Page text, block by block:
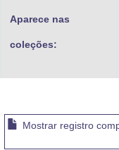
Aparece nas
coleções:
Mostrar registro